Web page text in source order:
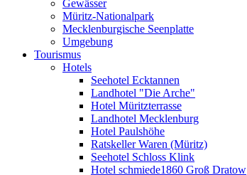
Gewässer
Müritz-Nationalpark
Mecklenburgische Seenplatte
Umgebung
Tourismus
Hotels
Seehotel Ecktannen
Landhotel "Die Arche"
Hotel Müritzterrasse
Landhotel Mecklenburg
Hotel Paulshöhe
Ratskeller Waren (Müritz)
Seehotel Schloss Klink
Hotel schmiede1860 Groß Dratow